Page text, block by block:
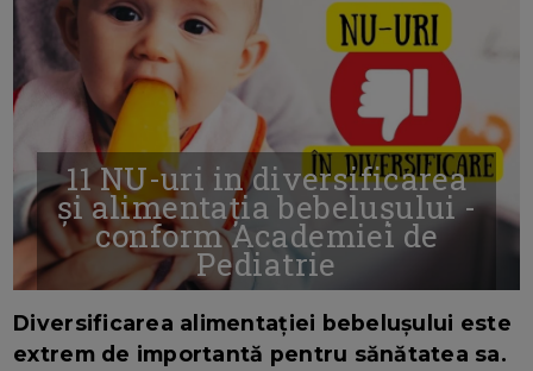
11 NU-uri in diversificarea
și alimentația bebelușului -
conform Academiei de
Pediatrie
Diversificarea alimentației bebelușului este
extrem de importantă pentru sănătatea sa.